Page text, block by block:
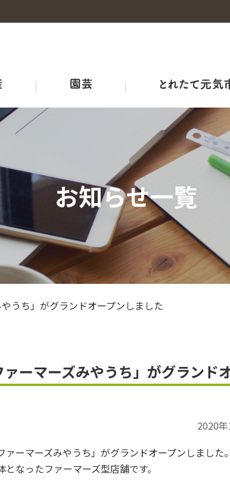
耕畜連携・資源循環ブランド３－Ｒ
品質管理室
生産者の皆さまへ
広島県産応援登録制度
ＪＡお米のアンバサダー
ひろしま野菜の産地マップ
アグリサミット2025
お知らせ一覧
やうち」がグランドオープンしました
ァーマーズみやうち」がグランド
2020
ーマーズみやうち」がグランドオープンしました
なったファーマーズ型店舗です。